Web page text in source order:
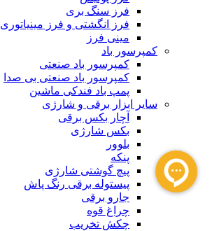
فرز سنگ بری
فرز انگشتی و فرز مینیاتوری
مینی فرز
کمپرسور باد
کمپرسور باد صنعتی
کمپرسور باد صنعتی بی صدا
پمپ باد فندکی ماشین
سایر ابزار برقی و شارژی
آچار بکس برقی
بکس شارژی
بلوور
پنکه
پیچ گوشتی شارژی
پیستوله برقی رنگ پاش
جارو برقی
چراغ قوه
چکش تخریب